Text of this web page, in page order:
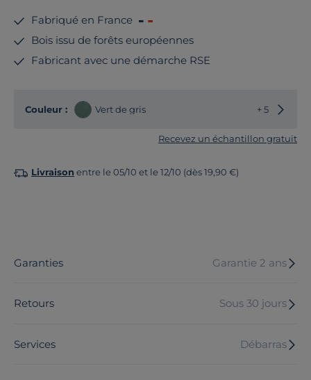
Fabriqué en France
Bois issu de forêts européennes
Fabricant avec une démarche RSE
Couleur : Vert de gris + 5
Recevez un échantillon gratuit
Livraison entre le 05/10 et le 12/10 (dès 19,90 €)
Garanties Garantie 2 ans
Retours Sous 30 jours
Services Débarras